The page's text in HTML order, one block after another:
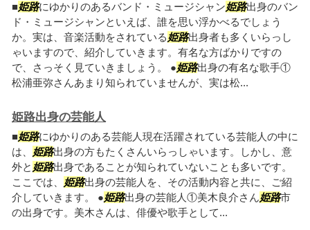
■姫路にゆかりのあるバンド・ミュージシャン姫路出身のバン
ド・ミュージシャンといえば、誰を思い浮かべるでしょう
か。実は、音楽活動をされている姫路出身者も多くいらっし
ゃいますので、紹介していきます。有名な方ばかりですの
で、さっそく見ていきましょう。 ●姫路出身の有名な歌手①
松浦亜弥さんあまり知られていませんが、実は松...
姫路出身の芸能人
■姫路にゆかりのある芸能人現在活躍されている芸能人の中に
は、 姫路出身の方もたくさんいらっしゃいます。しかし、意
外と 姫路出身であることが知られていないことも多いです。
ここでは、 姫路出身の芸能人を、その活動内容と共に、ご紹
介していきます。 ●姫路出身の芸能人①美木良介さん姫路市
の出身です。美木さんは、俳優や歌手として...